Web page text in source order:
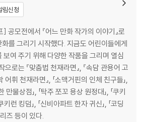
림신청
모전에서 『어느 만화 작가의 이야기』로
를 그리기 시작했다. 지금도 어린이들에게
여 주기 위해 다양한 작품을 그리며 열심
로는 『맞춤법 천재라면』, 『속담 관용어 고
어휘 천재라면』, 「소맥거핀의 인체 친구들」,
만물상점」, 「탁주 쪼꼬 용상 원정대」, 「쿠키
키런 킹덤」, 「신비아파트 한자 귀신」, 「코딩
리즈 등이 있다.